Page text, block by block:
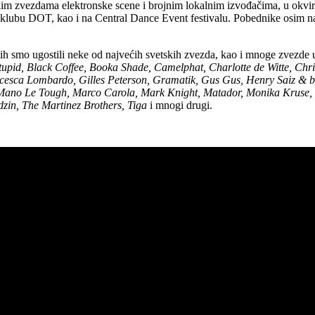
zvezdama elektronske scene i brojnim lokalnim izvođačima, u
DOT, kao i na Central Dance Event festivalu. Pobednike osim
smo ugostili neke od najvećih svetskih zvezda, kao i mnoge
Black Coffee, Booka Shade, Camelphat, Charlotte de Witte,
Lombardo, Gilles Peterson, Gramatik, Gus Gus, Henry Saiz
Le Tough, Marco Carola, Mark Knight, Matador, Monika
The Martinez Brothers, Tiga i mnogi drugi.